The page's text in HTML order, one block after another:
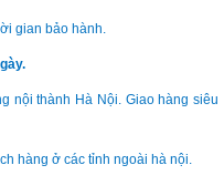
gian bảo hành.
nội thành Hà Nội. Giao hàng siêu
hàng ở các tỉnh ngoài hà nội.